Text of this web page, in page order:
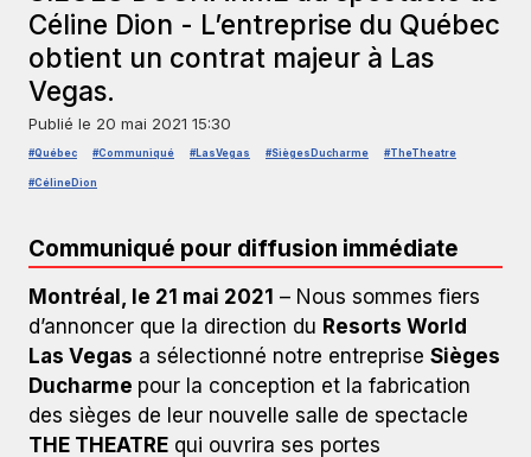
Céline Dion - L’entreprise du Québec
obtient un contrat majeur à Las
Vegas.
Publié le 20 mai 2021 15:30
#Québec #Communiqué #LasVegas #SiègesDucharme #TheTheatre
#CélineDion
Communiqué pour diffusion immédiate
Montréal, le 21 mai 2021 – Nous sommes fiers
d’annoncer que la direction du Resorts World
Las Vegas a sélectionné notre entreprise Sièges
Ducharme pour la conception et la fabrication
des sièges de leur nouvelle salle de spectacle
THE THEATRE qui ouvrira ses portes